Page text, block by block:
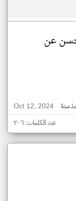
عن
Oct 12, 2024
سنة
عدد الكلمات: ٢٠٦